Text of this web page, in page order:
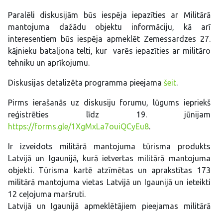
Paralēli diskusijām būs iespēja iepazīties ar Militārā
mantojuma dažādu objektu informāciju, kā arī
interesentiem būs iespēja apmeklēt Zemessardzes 27.
kājnieku bataljona telti, kur varēs iepazīties ar militāro
tehniku un aprīkojumu.
Diskusijas detalizēta programma pieejama šeit.
Pirms ierašanās uz diskusiju forumu, lūgums iepriekš
reģistrēties līdz 19. jūnijam
https://forms.gle/1XgMxLa7ouiQCyEu8.
Ir izveidots militārā mantojuma tūrisma produkts
Latvijā un Igaunijā, kurā ietvertas militārā mantojuma
objekti. Tūrisma kartē atzīmētas un aprakstītas 173
militārā mantojuma vietas Latvijā un Igaunijā un ieteikti
12 ceļojuma maršruti.
Latvijā un Igaunijā apmeklētājiem pieejamas militārā